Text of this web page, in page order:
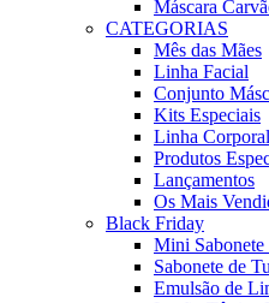
Máscara
CATEGORIAS
Mês das Mães
Linha Facial
Conjunto
Kits Especiais
Linha Corporal
Produtos
Lançamentos
Os Mais
Black Friday
Mini Sabonete
Sabonete de
Emulsão de